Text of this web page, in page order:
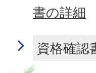
書の詳細
資格確認